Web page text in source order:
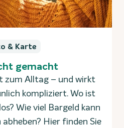
& Karte
gemacht
zum Alltag – und wirkt
kompliziert. Wo ist
Wie viel Bargeld kann
Hier finden Sie